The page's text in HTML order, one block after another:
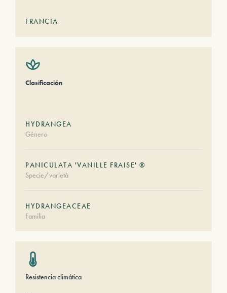
FRANCIA
Clasificación
HYDRANGEA
Género
PANICULATA 'VANILLE FRAISE' ®
Specie/varietà
HYDRANGEACEAE
Familia
Resistencia climática